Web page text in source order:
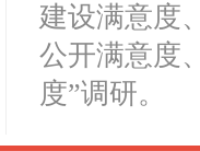
建设满意度
公开满意度
度”调研。